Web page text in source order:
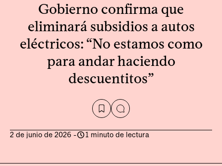
Gobierno confirma que
eliminará subsidios a autos
eléctricos: “No estamos como
para andar haciendo
descuentitos”
2 de junio de 2026 - 1 minuto de lectura